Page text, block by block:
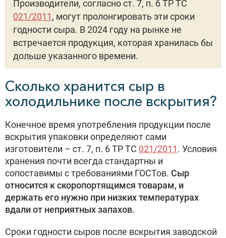
Производители, согласно ст. 7, п. 6 ТР ТС
021/2011, могут пролонгировать эти сроки
годности сыра. В 2024 году на рынке не
встречается продукция, которая хранилась бы
дольше указанного времени.
Сколько хранится сыр в
холодильнике после вскрытия?
Конечное время употребления продукции после
вскрытия упаковки определяют сами
изготовители – ст. 7, п. 6 ТР ТС 021/2011. Условия
хранения почти всегда стандартны и
сопоставимы с требованиями ГОСТов. Сыр
относится к скоропортящимся товарам, и
держать его нужно при низких температурах
вдали от неприятных запахов.
Сроки годности сыров после вскрытия заводской